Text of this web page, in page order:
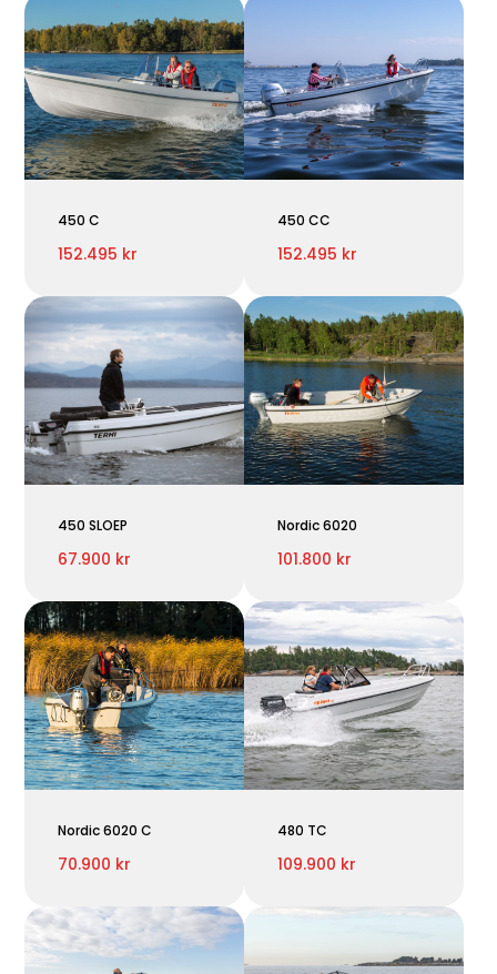
450 C
152.495 kr
450 CC
152.495 kr
450 SLOEP
67.900 kr
Nordic 6020
101.800 kr
Nordic 6020 C
70.900 kr
480 TC
109.900 kr